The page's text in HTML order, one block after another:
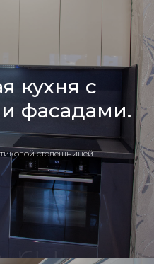
кухня с
фасадами.
столешницей.